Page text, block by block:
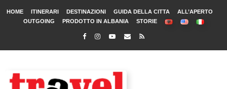
HOME ITINERARI DESTINAZIONI GUIDA DELLA CITTA
ALL’APERTO
OUTGOING
PRODOTTO IN ALBANIA STORIE